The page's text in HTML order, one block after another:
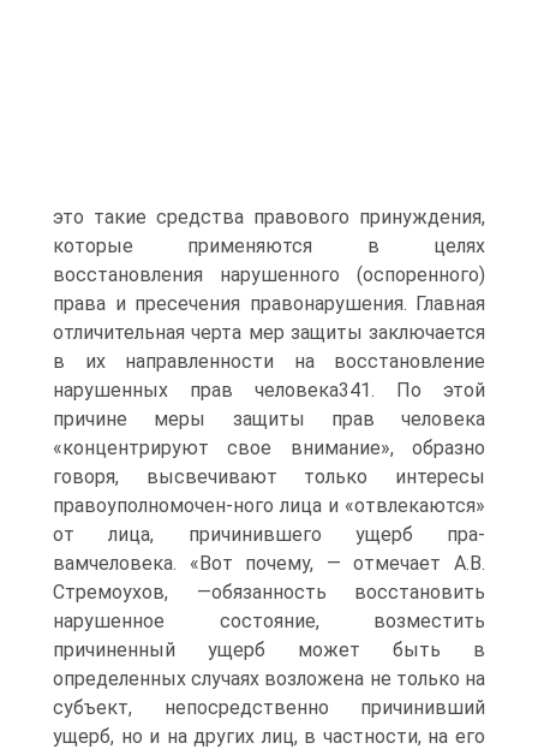
это такие средства правового принуждения,
которые применяются в целях
восстановления нарушенного (оспоренного)
права и пресечения правонарушения. Главная
отличительная черта мер защиты заключается
в их направленности на восстановление
нарушенных прав человека341. По этой
причине меры защиты прав человека
«концентрируют свое внимание», образно
говоря, высвечивают только интересы
правоуполномочен-ного лица и «отвлекаются»
от лица, причинившего ущерб пра-
вамчеловека. «Вот почему, — отмечает А.В.
Стремоухов, —обязанность восстановить
нарушенное состояние, возместить
причиненный ущерб может быть в
определенных случаях возложена не только на
субъект, непосредственно причинивший
ущерб, но и на других лиц, в частности, на его